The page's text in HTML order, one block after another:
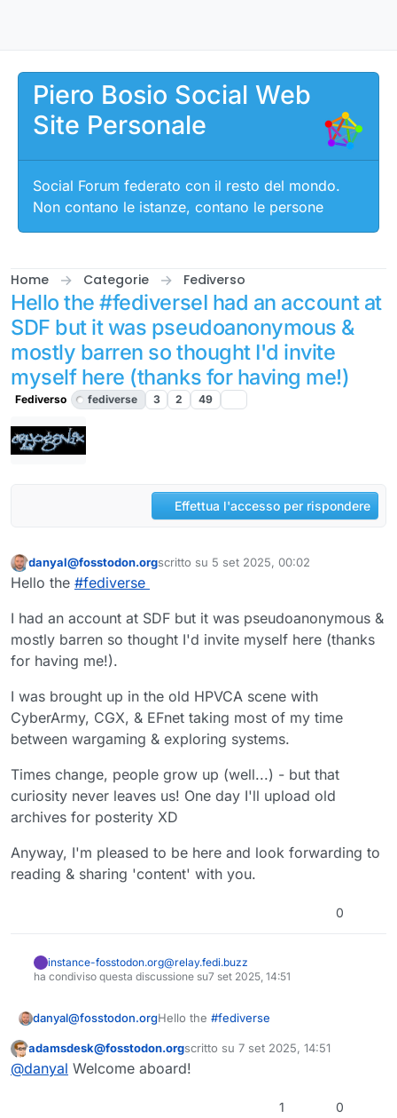
Piero Bosio Social Web
Site Personale
Social Forum federato con il resto del mondo.
Non contano le istanze, contano le persone
Home Categorie Fediverso
Hello the #fediverseI had an account at
SDF but it was pseudoanonymous &
mostly barren so thought I'd invite
myself here (thanks for having me!)
Fediverso fediverse 3 2 49
Effettua l'accesso per rispondere
Questo utente è esterno a questo forum
danyal@fosstodon.orgscritto su 5 set 2025, 00:02
ultima modifica di
Hello the #fediverse
I had an account at SDF but it was pseudoanonymous &
mostly barren so thought I'd invite myself here (thanks
for having me!).
I was brought up in the old HPVCA scene with
CyberArmy, CGX, & EFnet taking most of my time
between wargaming & exploring systems.
Times change, people grow up (well...) - but that
curiosity never leaves us! One day I'll upload old
archives for posterity XD
Anyway, I'm pleased to be here and look forwarding to
reading & sharing 'content' with you.
0
instance-fosstodon.org@relay.fedi.buzz
ha condiviso questa discussione su7 set 2025, 14:51
danyal@fosstodon.orgHello the #fediverse
I had an account at SDF but it was
pseudoanonymous & mostly barren so
scene with CyberArmy, CGX, & EFnet
Questo utente è esterno a questo forum
adamsdesk@fosstodon.orgscritto su 7 set 2025, 14:51
ultima modifica di
@danyal Welcome aboard!
1 0